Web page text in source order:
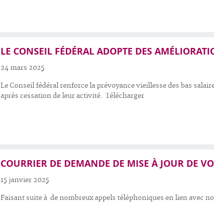
LE CONSEIL FÉDÉRAL ADOPTE DES
24 mars 2025
Le Conseil fédéral renforce la prévoyance vieillesse des bas
après cessation de leur activité. Télécharger
COURRIER DE DEMANDE DE MISE À JOUR DE
15 janvier 2025
Faisant suite à de nombreux appels téléphoniques en lien avec